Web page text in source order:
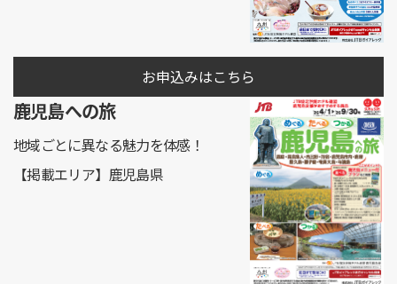
お申込みはこちら
鹿児島への旅
地域ごとに異なる魅力を体感！
【掲載エリア】鹿児島県